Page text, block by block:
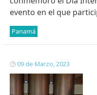
evento en el que
Panamá
09 de Marzo, 2023